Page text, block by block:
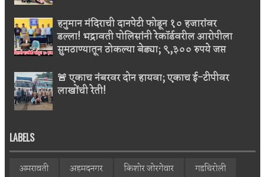
हनुमान मंदिराची दानपेटी फोडून १० हजारांवर
डल्ला! भद्रावती पोलिसांनी रेकॉर्डवरील आरोपीला
सुमठाण्यातून ठोकल्या बेड्या; ९,३०० रुपये जप्त
🚨 एकाच नंबरवर दोन हायवा; एकाच ई-टीपीवर
लाखोंची रेती!
LABELS
अमरावती अहमदनगर किशोर जोरगेवार
गडचिरोली